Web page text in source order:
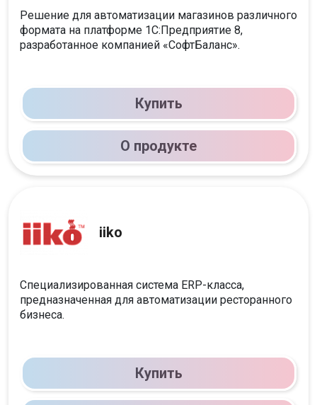
Решение для автоматизации магазинов различного
формата на платформе 1С:Предприятие 8,
разработанное компанией «СофтБаланс».
Купить
О продукте
iiko
Специализированная система ERP-класса,
предназначенная для автоматизации ресторанного
бизнеса.
Купить